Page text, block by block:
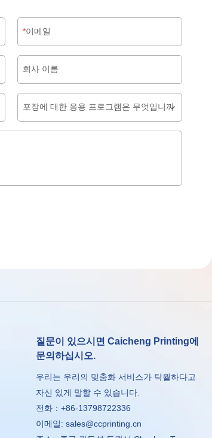
이메일
회사 이름
포장에 대한 응용 프로그램은 무엇입니까
질문이 있으시면 Caicheng Printing에
문의하십시오.
우리는 우리의 맞춤화 서비스가 탁월하다고
자신 있게 말할 수 있습니다.
전화：+86-13798722336
이메일:sales@ccprinting.cn